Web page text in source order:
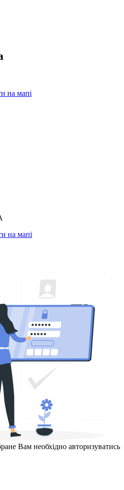
на мапі
на мапі
Вам необхідно авторизуватись